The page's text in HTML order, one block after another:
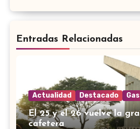
Entradas Relacionadas
Actualidad Destacado
El 25 y el 26 vuelve la
cafetera